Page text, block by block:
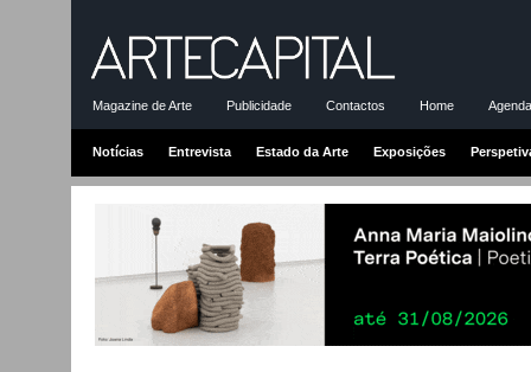
Magazine de Arte Publicidade Contactos Home
Notícias Entrevista Estado da Arte Exposições